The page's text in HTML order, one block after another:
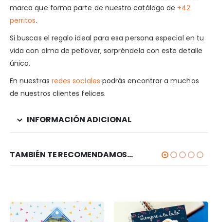
marca que forma parte de nuestro catálogo de +42
perritos.
Si buscas el regalo ideal para esa persona especial en tu
vida con alma de petlover, sorpréndela con este detalle
único.
En nuestras redes sociales podrás encontrar a muchos
de nuestros clientes felices.
INFORMACIÓN ADICIONAL
TAMBIÉN TE RECOMENDAMOS…